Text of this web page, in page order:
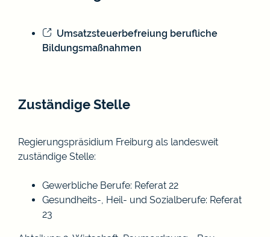
Umsatzsteuerbefreiung berufliche
Bildungsmaßnahmen
Zuständige Stelle
Regierungspräsidium Freiburg als landesweit
zuständige Stelle:
Gewerbliche Berufe: Referat 22
Gesundheits-, Heil- und Sozialberufe: Referat
23